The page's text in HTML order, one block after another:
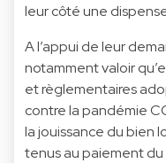
leur côté une
A l’appui de leur
notamment valoir
et règlementaires
contre la pandémie
la jouissance du bien
tenus au paiement